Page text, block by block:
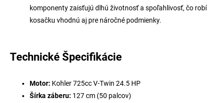
komponenty zaisťujú dlhú životnosť a spoľahlivosť, čo robí
kosačku vhodnú aj pre náročné podmienky.
Technické Špecifikácie
Motor: Kohler 725cc V-Twin 24.5 HP
Šírka záberu: 127 cm (50 palcov)